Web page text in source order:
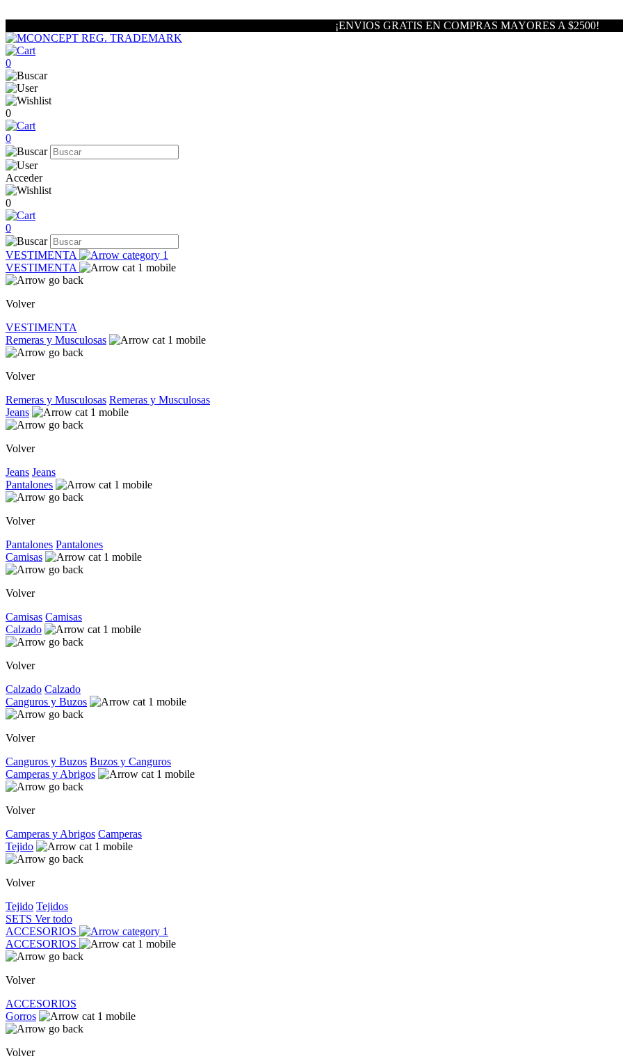
¡ENVIOS GRATIS EN COMPRAS MAYORES A $2500!
0
0
0
Acceder
0
0
VESTIMENTA
VESTIMENTA
Volver
VESTIMENTA
Remeras y Musculosas
Volver
Remeras y Musculosas Remeras y Musculosas
Jeans
Volver
Jeans Jeans
Pantalones
Volver
Pantalones Pantalones
Camisas
Volver
Camisas Camisas
Calzado
Volver
Calzado Calzado
Canguros y Buzos
Volver
Canguros y Buzos Buzos y Canguros
Camperas y Abrigos
Volver
Camperas y Abrigos Camperas
Tejido
Volver
Tejido Tejidos
SETS Ver todo
ACCESORIOS
ACCESORIOS
Volver
ACCESORIOS
Gorros
Volver